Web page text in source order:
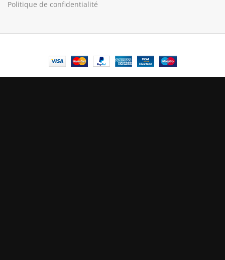
Politique de confidentialité